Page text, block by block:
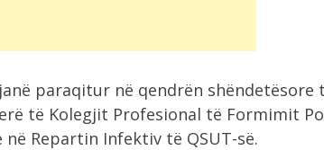
paraqitur në qendrën shëndetësore
të Kolegjit Profesional të Formimit
Repartin Infektiv të QSUT-së.
të e protestës,
8:13
Vrasja e
varrezat e...